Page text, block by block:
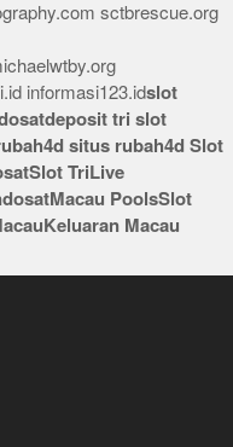
sctbrescue.org
informasi123.idslot
deposit tri slot
situs rubah4d Slot
Slot TriLive
Macau PoolsSlot
Keluaran Macau